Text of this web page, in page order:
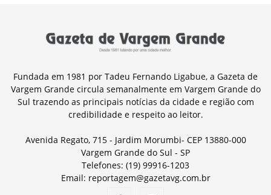
Fundada em 1981 por Tadeu Fernando Ligabue, a Gazeta de
Vargem Grande circula semanalmente em Vargem Grande do
Sul trazendo as principais notícias da cidade e região com
credibilidade e respeito ao leitor.
Avenida Regato, 715 - Jardim Morumbi- CEP 13880-000
Vargem Grande do Sul - SP
Telefones: (19) 99916-1203
Email: reportagem@gazetavg.com.br